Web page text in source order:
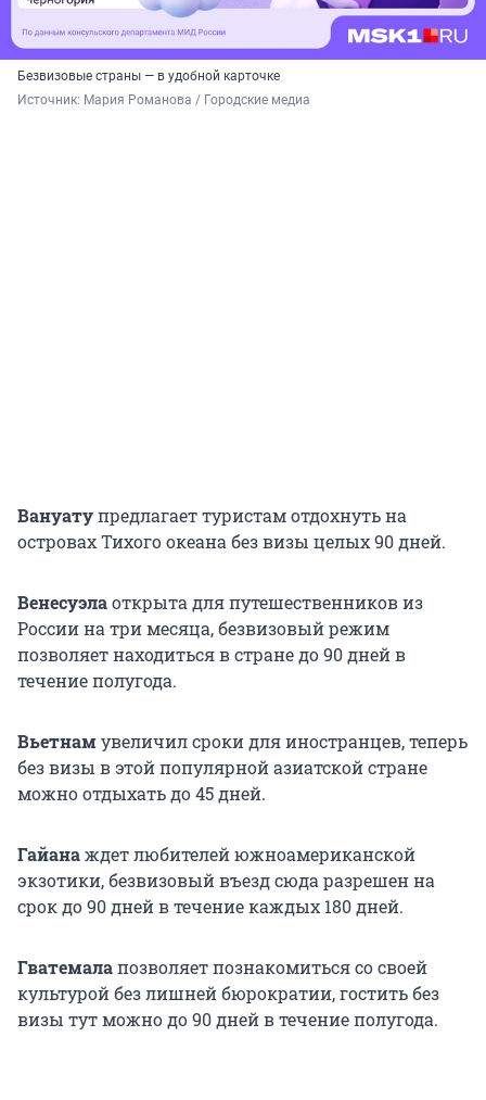
Безвизовые страны — в удобной карточке
Источник: Мария Романова / Городские медиа
Вануатупредлагает туристам отдохнуть на
островах Тихого океана без визы целых90 дней.
Венесуэлаоткрыта для путешественников из
России на три месяца, безвизовый режим
позволяет находиться в стране до 90 дней в
течение полугода.
Вьетнамувеличил сроки для иностранцев, теперь
без визы в этой популярной азиатской стране
можно отдыхать до 45 дней.
Гайанаждет любителей южноамериканской
экзотики, безвизовый въезд сюда разрешен на
срок до 90 дней в течение каждых 180 дней.
Гватемалапозволяет познакомиться со своей
культурой без лишней бюрократии, гостить без
визы тут можно до 90 дней в течение полугода.